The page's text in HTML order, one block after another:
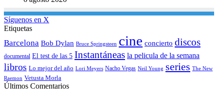
Síguenos en X
Etiquetas
Barcelona Bob Dylan Bruce Springsteen cine concierto discos
documental El test de las 5 Instantáneas la pelicula de la semana
libros Lo mejor del año Lori Meyers Nacho Vegas Neil Young series The New
Raemon Vetusta Morla
Últimos Comentarios